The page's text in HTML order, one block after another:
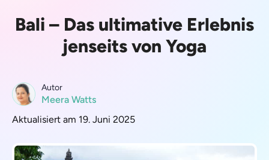
Bali – Das ultimative Erlebnis
jenseits von Yoga
Autor
Meera Watts
Aktualisiert am 19. Juni 2025